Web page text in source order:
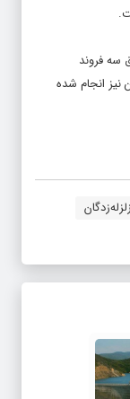
سه فروند
نیروی هوایی ارتش به وزن تقریبی ۵٢ تن نیز انجام شده